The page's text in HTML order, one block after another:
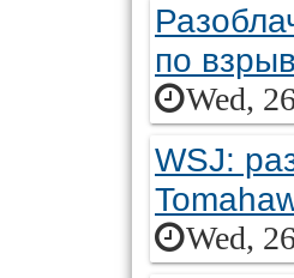
по
Wed,
WSJ:
Wed,